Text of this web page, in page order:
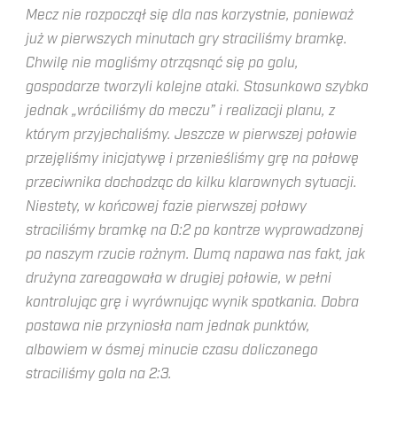
Mecz nie rozpoczął się dla nas korzystnie, ponieważ
już w pierwszych minutach gry straciliśmy bramkę.
Chwilę nie mogliśmy otrząsnąć się po golu,
gospodarze tworzyli kolejne ataki. Stosunkowo szybko
jednak „wróciliśmy do meczu” i realizacji planu, z
którym przyjechaliśmy. Jeszcze w pierwszej połowie
przejęliśmy inicjatywę i przenieśliśmy grę na połowę
przeciwnika dochodząc do kilku klarownych sytuacji.
Niestety, w końcowej fazie pierwszej połowy
straciliśmy bramkę na 0:2 po kontrze wyprowadzonej
po naszym rzucie rożnym. Dumą napawa nas fakt, jak
drużyna zareagowała w drugiej połowie, w pełni
kontrolując grę i wyrównując wynik spotkania. Dobra
postawa nie przyniosła nam jednak punktów,
albowiem w ósmej minucie czasu doliczonego
straciliśmy gola na 2:3.